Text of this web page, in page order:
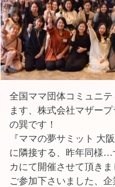
全国ママ団体コミュニ
ます、株式会社マザー
の巽です！
『ママの夢サミット 大
に隣接する、昨年同様…
カにて開催させて頂きま
ご参加下さいました、